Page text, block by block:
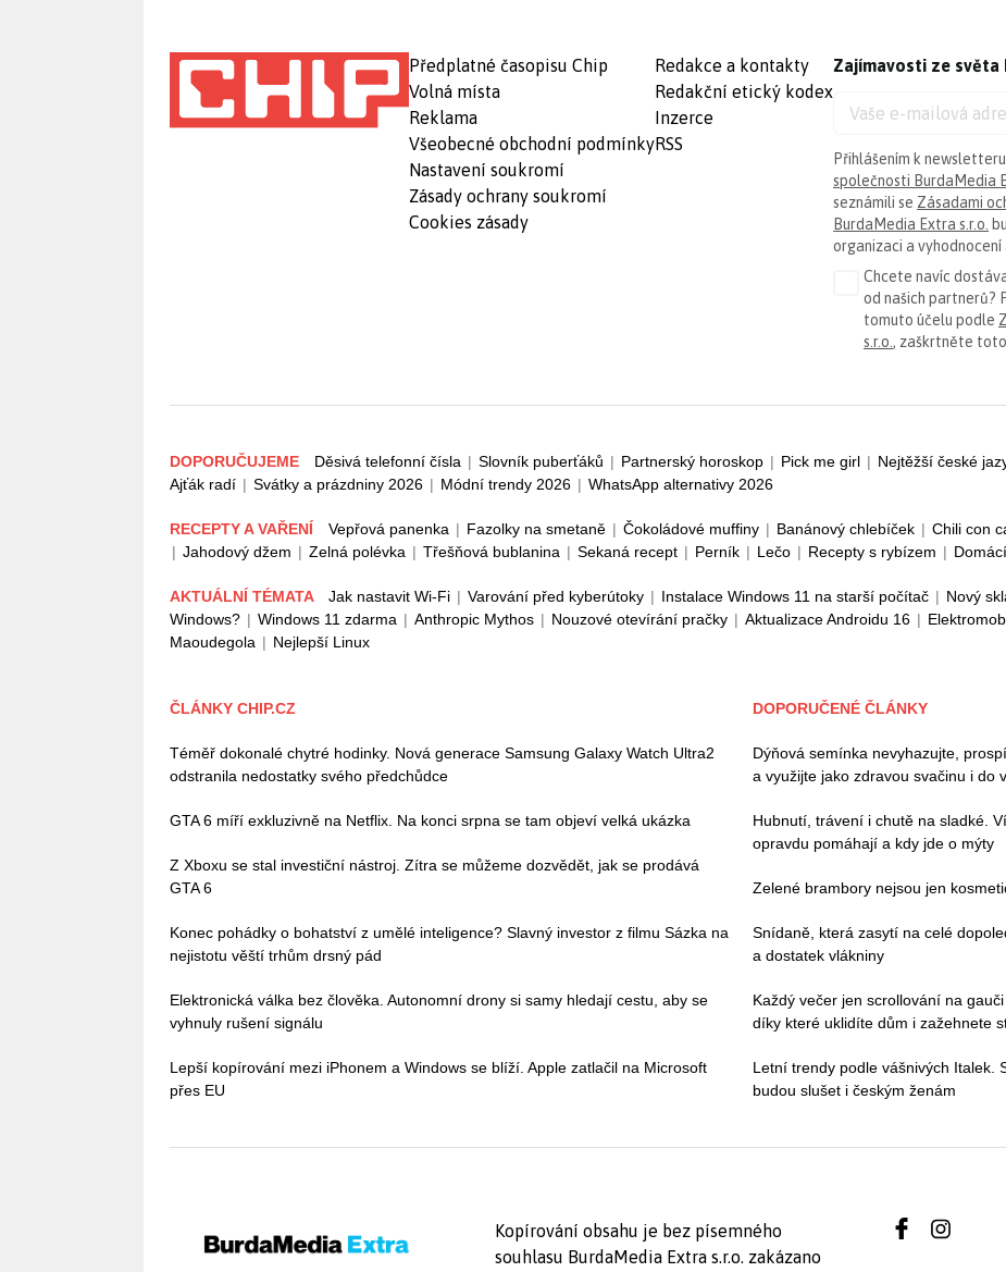
Předplatné časopisu Chip
Volná místa
Reklama
Všeobecné obchodní podmínky
Nastavení soukromí
Zásady ochrany soukromí
Cookies zásady
Redakce a kontakty
Redakční etický kodex
Inzerce
RSS
Zajímavosti ze světa
Přihlášením k
společnosti BurdaMedia
seznámili se Zásadami
BurdaMedia Extra s.r.o.
organizaci a vyhodnocení
Chcete navíc
od našich partnerů?
tomuto účelu podle
s.r.o. , zaškrtněte toto
DOPORUČUJEME Děsivá telefonní čísla | Slovník puberťáků | Partnerský horoskop | Pick me girl | Nejtěžší české
Ajťák radí | Svátky a prázdniny 2026 | Módní trendy 2026 | WhatsApp alternativy 2026
RECEPTY A VAŘENÍ Vepřová panenka | Fazolky na smetaně | Čokoládové muffiny | Banánový chlebíček | Chili con
| Jahodový džem | Zelná polévka | Třešňová bublanina | Sekaná recept | Perník | Lečo | Recepty s rybízem |
AKTUÁLNÍ TÉMATA Jak nastavit Wi-Fi | Varování před kyberútoky | Instalace Windows 11 na starší počítač | Nový
Windows? | Windows 11 zdarma | Anthropic Mythos | Nouzové otevírání pračky | Aktualizace Androidu 16 |
Maoudegola | Nejlepší Linux
ČLÁNKY CHIP.CZ
Téměř dokonalé chytré hodinky. Nová generace Samsung Galaxy Watch Ultra2
odstranila nedostatky svého předchůdce
GTA 6 míří exkluzivně na Netflix. Na konci srpna se tam objeví velká ukázka
Z Xboxu se stal investiční nástroj. Zítra se můžeme dozvědět, jak se prodává
GTA 6
Konec pohádky o bohatství z umělé inteligence? Slavný investor z filmu Sázka na
nejistotu věští trhům drsný pád
Elektronická válka bez člověka. Autonomní drony si samy hledají cestu, aby se
vyhnuly rušení signálu
Lepší kopírování mezi iPhonem a Windows se blíží. Apple zatlačil na Microsoft
přes EU
DOPORUČENÉ ČLÁNKY
Dýňová semínka nevyhazujte,
a využijte jako zdravou svačinu i do
Hubnutí, trávení i chutě na sladké.
opravdu pomáhají a kdy jde o mýty
Zelené brambory nejsou jen
Snídaně, která zasytí na celé
a dostatek vlákniny
Každý večer jen scrollování na
díky které uklidíte dům i zažehnete
Letní trendy podle vášnivých Italek.
budou slušet i českým ženám
Kopírování obsahu je bez písemného
souhlasu BurdaMedia Extra s.r.o. zakázano